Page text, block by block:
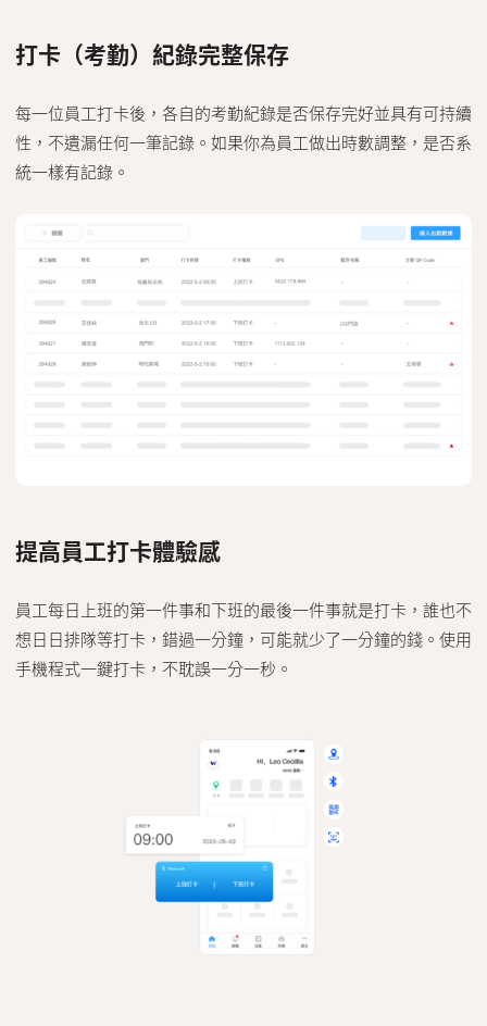
打卡（考勤）紀錄完整保存
每一位員工打卡後，各自的考勤紀錄是否保存完好並具有可持續
性，不遺漏任何一筆記錄。如果你為員工做出時數調整，是否系
統一樣有記錄。
提高員工打卡體驗感
員工每日上班的第一件事和下班的最後一件事就是打卡，誰也不
想日日排隊等打卡，錯過一分鐘，可能就少了一分鐘的錢。使用
手機程式一鍵打卡，不耽誤一分一秒。